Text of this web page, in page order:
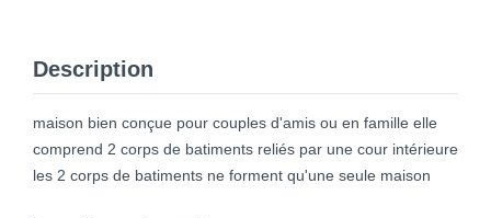
Description
maison bien conçue pour couples d'amis ou en famille elle
comprend 2 corps de batiments reliés par une cour intérieure
les 2 corps de batiments ne forment qu'une seule maison